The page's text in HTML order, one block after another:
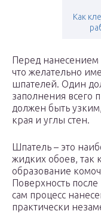
Как
Перед нанесением
что желательно
шпателей. Один
заполнения всего
должен быть
края и углы стен.
Шпатель – это
жидких обоев, так
образование
Поверхность
сам процесс
практически